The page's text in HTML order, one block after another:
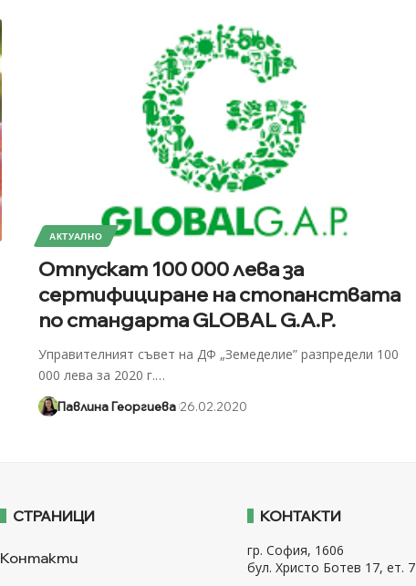
АКТУАЛНО
Отпускат 100 000 лева за
сертифициране на стопанствата
по стандарта GLOBAL G.A.P.
Управителният съвет на ДФ „Земеделие” разпредели 100
000 лева за 2020 г.…
Павлина Георгиева 26.02.2020
СТРАНИЦИ
Контакти
КОНТАКТИ
гр. София, 1606
бул. Христо Ботев 17, ет. 7